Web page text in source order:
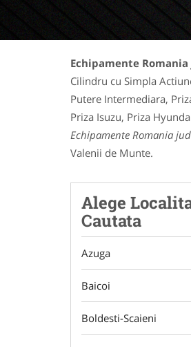
Echipamente
Cilindru cu Simpla
Putere Intermediara,
Priza Isuzu, Priza
Echipamente Romania
Valenii de Munte.
Alege
Cautata
Azuga
Baicoi
Boldesti-Scaieni